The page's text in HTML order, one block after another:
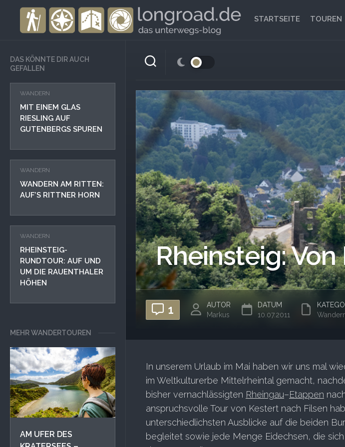
STARTSEITE TOUREN
DAS KÖNNTE DIR AUCH
GEFALLEN
WANDERN
MIT EINEM GLAS
RIESLING AUF
GUTENBERGS SPUREN
WANDERN
WANDERN AM RITTEN:
AUF’S RITTNER HORN
WANDERN
RHEINSTEIG-
RUNDTOUR: AUF UND
UM DIE RAUENTHALER
HÖHEN
MEHR WANDERTOUREN
AM UFER DES
Rheinsteig:
1
AUTOR
Markus
DATUM
10.07.2011
In unserem Urlaub im Mai haben wir uns mal
im Weltkulturerbe Mittelrheintal gemacht,
bisher vernachlässigten Rheingau–Etappen
anspruchsvolle Tour von Kestert nach Filsen
unterschiedlichsten Ausblicke auf die beiden
begleitet sowie jede Menge Eidechsen, die